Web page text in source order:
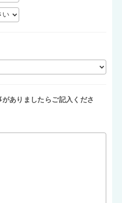
ありましたらご記入くださ